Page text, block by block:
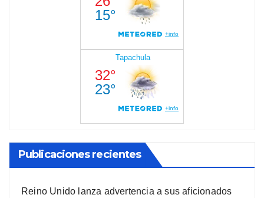
Publicaciones recientes
Reino Unido lanza advertencia a sus aficionados